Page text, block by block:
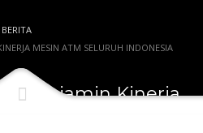
BERITA
MESIN ATM SELURUH INDONESIA
Menjamin Kinerja